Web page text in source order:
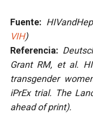
Fuente:
VIH)
Referencia:
Grant RM, et al.
transgender
iPrEx trial. The
ahead of print).